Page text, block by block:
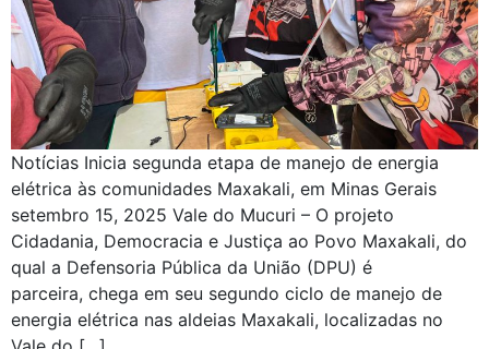
Notícias Inicia segunda etapa de manejo de energia
elétrica às comunidades Maxakali, em Minas Gerais
setembro 15, 2025 Vale do Mucuri – O projeto
Cidadania, Democracia e Justiça ao Povo Maxakali, do
qual a Defensoria Pública da União (DPU) é
parceira, chega em seu segundo ciclo de manejo de
energia elétrica nas aldeias Maxakali, localizadas no